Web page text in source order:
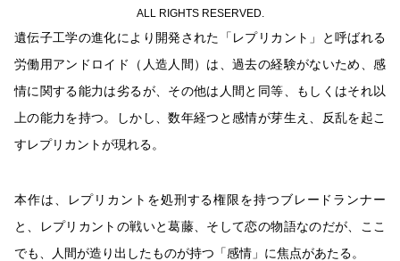
ALL RIGHTS RESERVED.
遺伝子工学の進化により開発された「レプリカント」と呼ばれる
労働用アンドロイド（人造人間）は、過去の経験がないため、感
情に関する能力は劣るが、その他は人間と同等、もしくはそれ以
上の能力を持つ。しかし、数年経つと感情が芽生え、反乱を起こ
すレプリカントが現れる。
本作は、レプリカントを処刑する権限を持つブレードランナー
と、レプリカントの戦いと葛藤、そして恋の物語なのだが、ここ
でも、人間が造り出したものが持つ「感情」に焦点があたる。